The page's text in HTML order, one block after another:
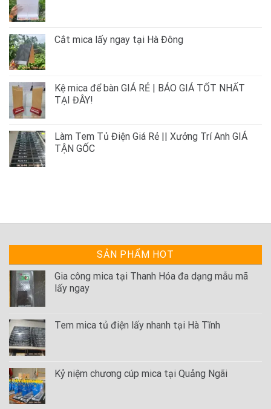
Cắt mica lấy ngay tại Hà Đông
Kệ mica để bàn GIÁ RẺ | BÁO GIÁ TỐT NHẤT
TẠI ĐÂY!
Làm Tem Tủ Điện Giá Rẻ || Xưởng Trí Anh GIÁ
TẬN GỐC
SẢN PHẨM HOT
Gia công mica tại Thanh Hóa đa dạng mẫu mã
lấy ngay
Tem mica tủ điện lấy nhanh tại Hà Tĩnh
Kỷ niệm chương cúp mica tại Quảng Ngãi